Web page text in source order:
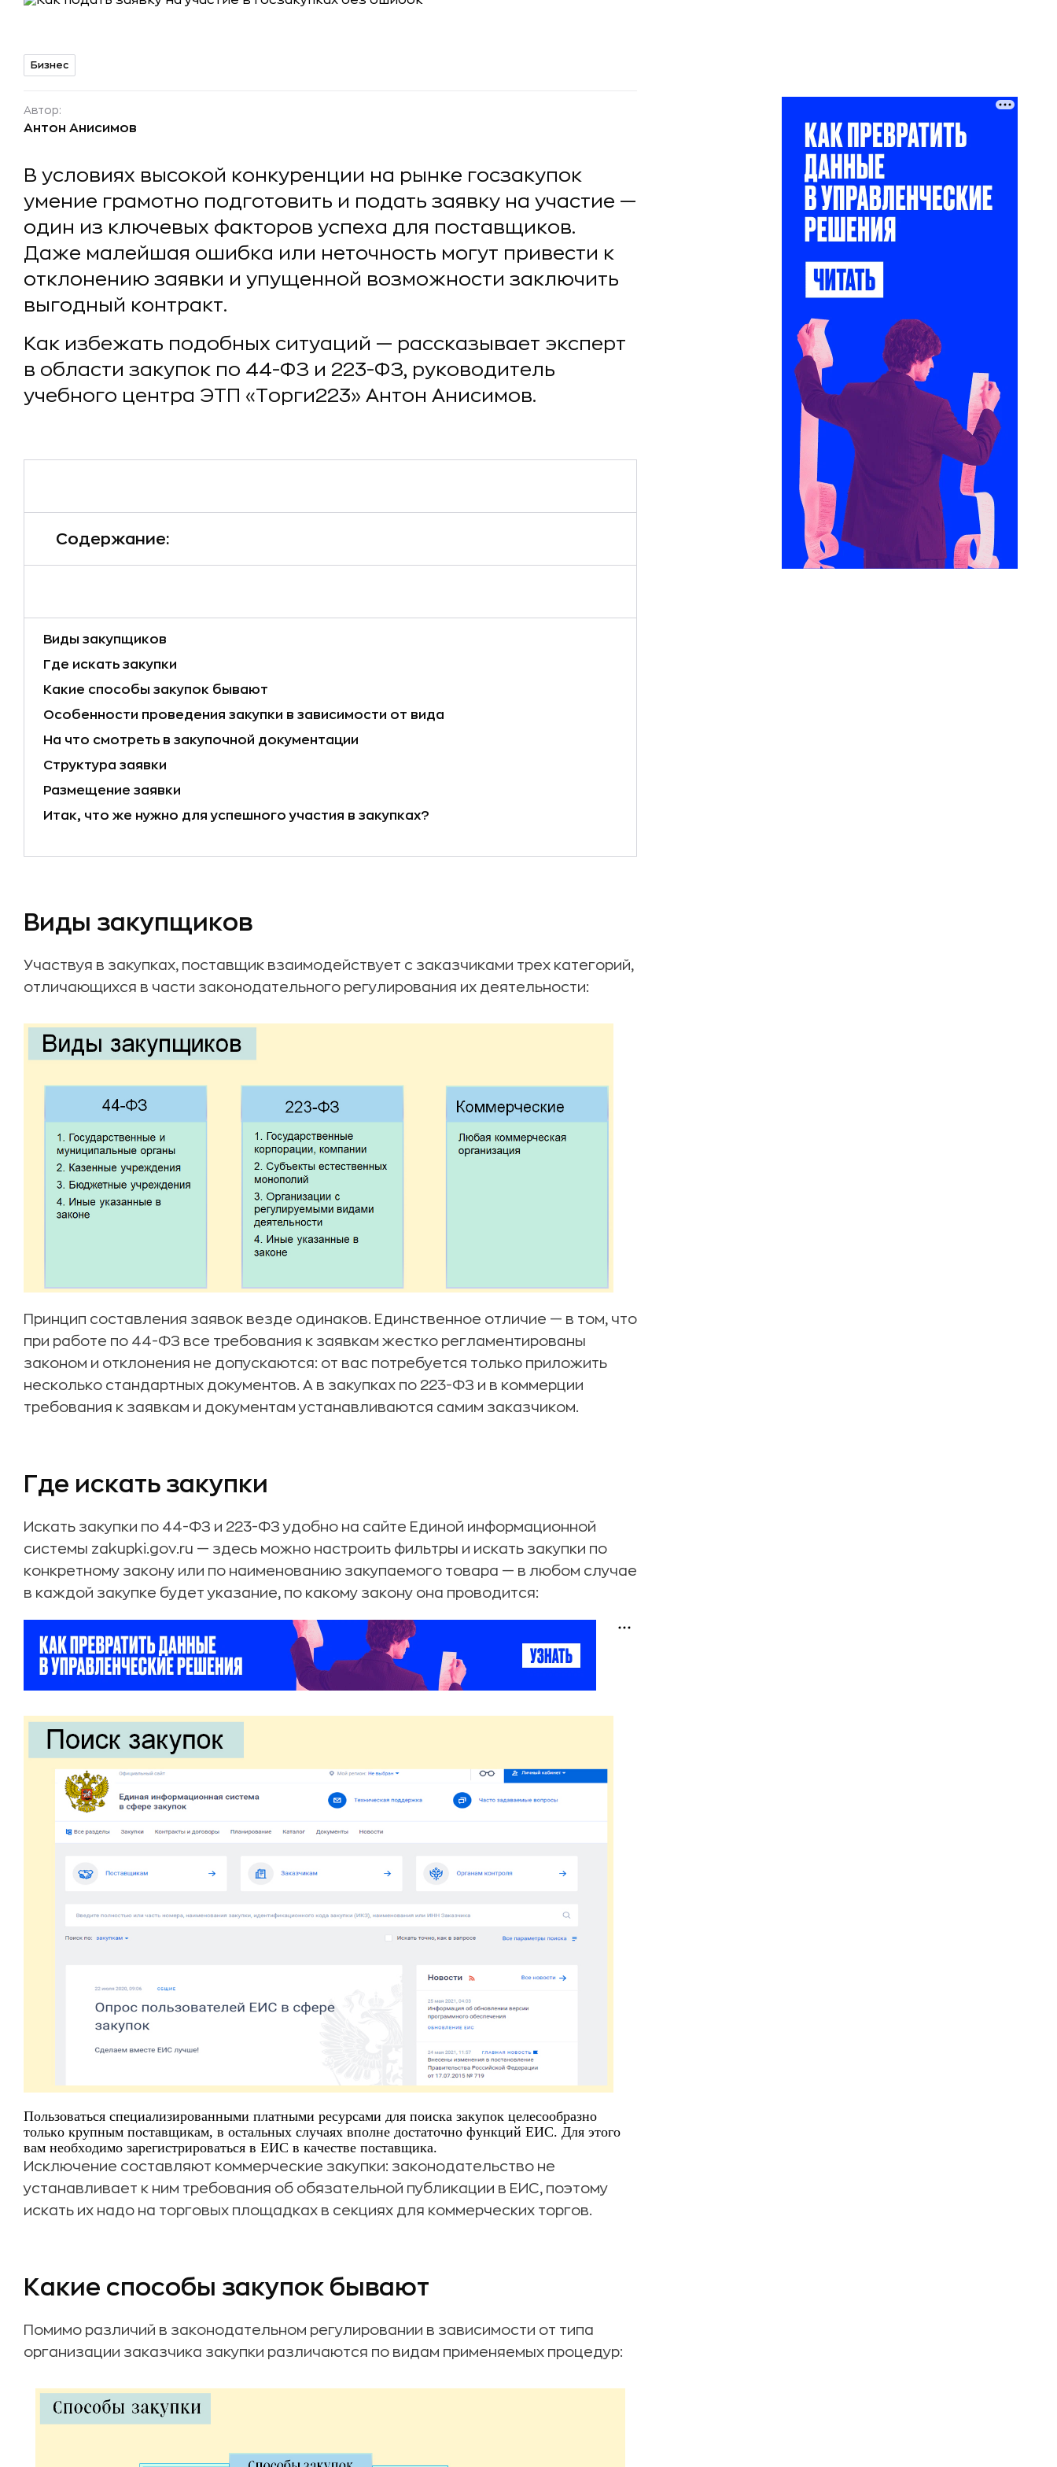
Бизнес
Автор:
Антон Анисимов
В условиях высокой конкуренции на рынке госзакупок
умение грамотно подготовить и подать заявку на участие —
один из ключевых факторов успеха для поставщиков.
Даже малейшая ошибка или неточность могут привести к
отклонению заявки и упущенной возможности заключить
выгодный контракт.
Как избежать подобных ситуаций — рассказывает эксперт
в области закупок по 44-ФЗ и 223-ФЗ, руководитель
учебного центра ЭТП «Торги223» Антон Анисимов.
Содержание:
Виды закупщиков
Где искать закупки
Какие способы закупок бывают
Особенности проведения закупки в зависимости от вида
На что смотреть в закупочной документации
Структура заявки
Размещение заявки
Итак, что же нужно для успешного участия в закупках?
Виды закупщиков
Участвуя в закупках, поставщик взаимодействует с заказчиками трех категорий,
отличающихся в части законодательного регулирования их деятельности:
Принцип составления заявок везде одинаков. Единственное отличие — в том, что
при работе по 44-ФЗ все требования к заявкам жестко регламентированы
законом и отклонения не допускаются: от вас потребуется только приложить
несколько стандартных документов. А в закупках по 223-ФЗ и в коммерции
требования к заявкам и документам устанавливаются самим заказчиком.
Где искать закупки
Искать закупки по 44-ФЗ и 223-ФЗ удобно на сайте Единой информационной
системы zakupki.gov.ru — здесь можно настроить фильтры и искать закупки по
конкретному закону или по наименованию закупаемого товара — в любом случае
в каждой закупке будет указание, по какому закону она проводится:
Пользоваться специализированными платными ресурсами для поиска закупок целесообразно
только крупным поставщикам, в остальных случаях вполне достаточно функций ЕИС. Для этого
вам необходимо зарегистрироваться в ЕИС в качестве поставщика.
Исключение составляют коммерческие закупки: законодательство не
устанавливает к ним требования об обязательной публикации в ЕИС, поэтому
искать их надо на торговых площадках в секциях для коммерческих торгов.
Какие способы закупок бывают
Помимо различий в законодательном регулировании в зависимости от типа
организации заказчика закупки различаются по видам применяемых процедур: